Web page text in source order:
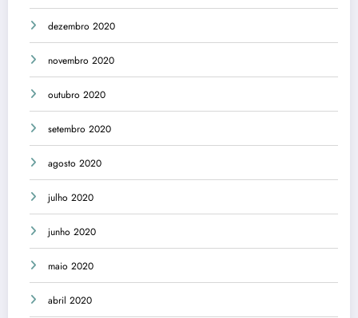
dezembro 2020
novembro 2020
outubro 2020
setembro 2020
agosto 2020
julho 2020
junho 2020
maio 2020
abril 2020